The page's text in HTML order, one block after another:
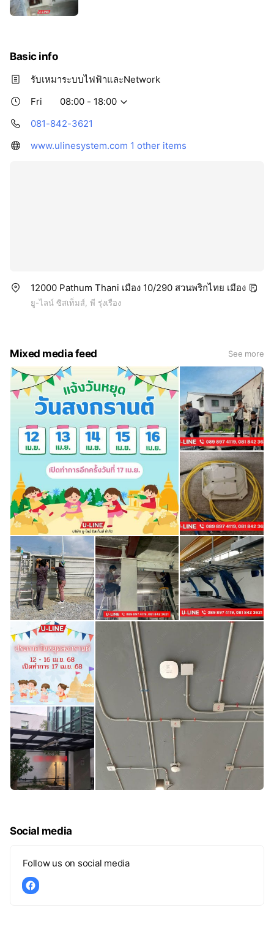
Basic info
รับเหมาระบบไฟฟ้าและNetwork
Fri
08:00 - 18:00
081-842-3621
www.ulinesystem.com 1 other items
12000 Pathum Thani เมือง 10/290 สวนพริกไทย เมือง
ยู-ไลน์ ซิสเท็มส์, พี รุ่งเรือง
Mixed media feed See more
Social media
Follow us on social media